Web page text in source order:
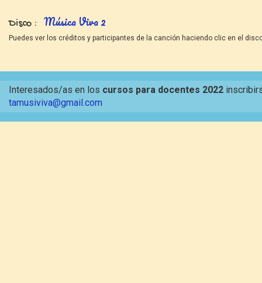
Disco Música Viva 2
Puedes ver los créditos y participantes de la canción haciendo clic en el
Interesados/as en los cursos para docentes 2022
tamusiviva@gmail.com